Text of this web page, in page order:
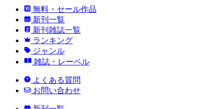
無料・セール作品
新刊一覧
新刊雑誌一覧
ランキング
ジャンル
雑誌・レーベル
よくある質問
お問い合わせ